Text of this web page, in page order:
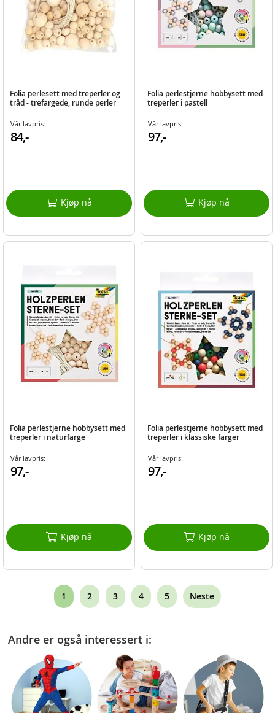
Folia perlesett med treperler og
tråd - trefargede, runde perler
Vår lavpris:
84,-
Kjøp nå
Folia perlestjerne hobbysett med
treperler i pastell
Vår lavpris:
97,-
Kjøp nå
Folia perlestjerne hobbysett med
treperler i naturfarge
Vår lavpris:
97,-
Kjøp nå
Folia perlestjerne hobbysett med
treperler i klassiske farger
Vår lavpris:
97,-
Kjøp nå
Page
You're
reading
1 Page
2 Page
3 Page
4 Page
5 Neste
Andre er også interessert i: